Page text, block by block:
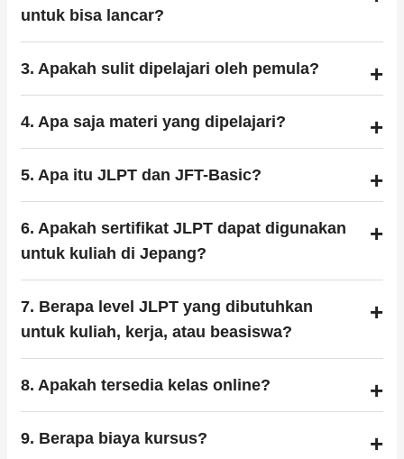
untuk bisa lancar?
3. Apakah sulit dipelajari oleh pemula?
4. Apa saja materi yang dipelajari?
5. Apa itu JLPT dan JFT-Basic?
6. Apakah sertifikat JLPT dapat digunakan
untuk kuliah di Jepang?
7. Berapa level JLPT yang dibutuhkan
untuk kuliah, kerja, atau beasiswa?
8. Apakah tersedia kelas online?
9. Berapa biaya kursus?